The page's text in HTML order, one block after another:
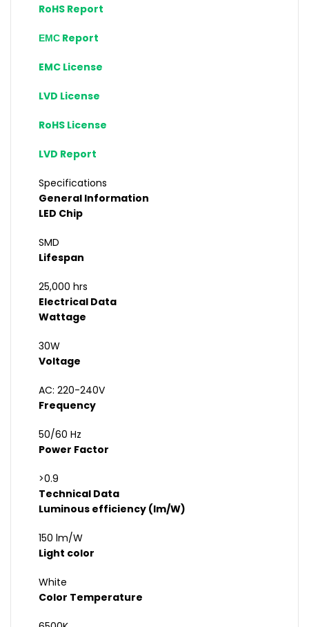
RoHS Report
ЕМС Report
EMC License
LVD License
RoHS License
LVD Report
Specifications
General Information
LED Chip
SMD
Lifespan
25,000 hrs
Electrical Data
Wattage
30W
Voltage
AC: 220-240V
Frequency
50/60 Hz
Power Factor
>0.9
Technical Data
Luminous efficiency (lm/W)
150 lm/W
Light color
White
Color Temperature